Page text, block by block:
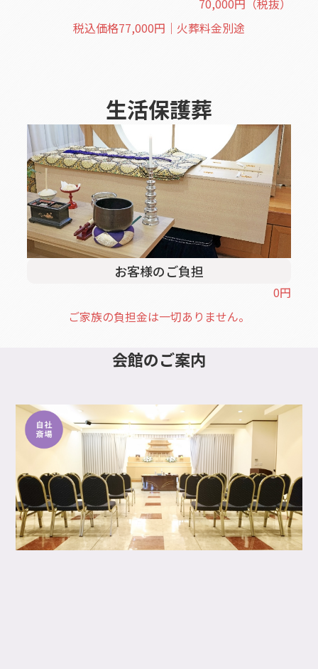
70,000円 （税抜）
税込価格77,000円｜火葬料金別途
生活保護葬
お客様のご負担
0円
ご家族の負担金は一切ありません。
会館のご案内